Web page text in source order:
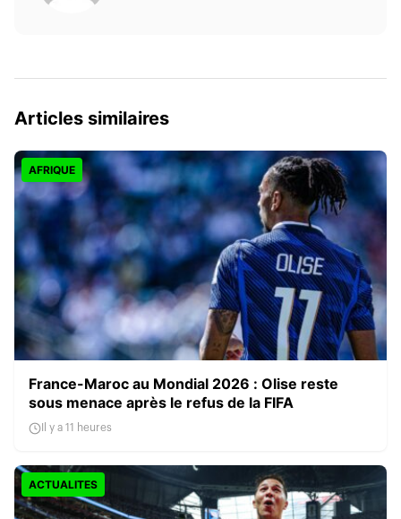
Articles similaires
AFRIQUE
France-Maroc au Mondial 2026 : Olise reste
sous menace après le refus de la FIFA
Il y a 11 heures
ACTUALITES